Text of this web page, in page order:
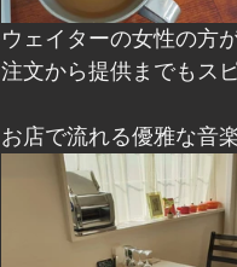
ウェイターの女性の方
注文から提供までもス
お店で流れる優雅な音